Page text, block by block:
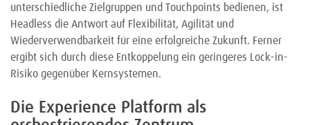
unterschiedliche Zielgruppen und Touchpoints bedienen, ist
Headless die Antwort auf Flexibilität, Agilität und
Wiederverwendbarkeit für eine erfolgreiche Zukunft. Ferner
ergibt sich durch diese Entkoppelung ein geringeres Lock-in-
Risiko gegenüber Kernsystemen.
Die Experience Platform als